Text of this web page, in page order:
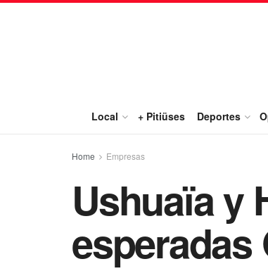
Local + Pitiüses Deportes
Home Empresas
Ushuaïa y